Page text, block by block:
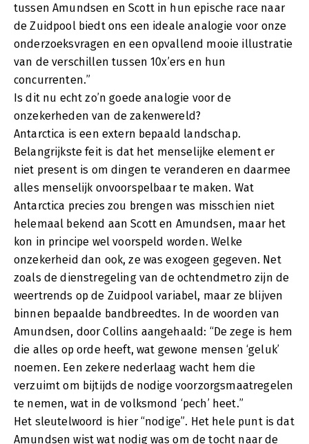
tussen Amundsen en Scott in hun epische race naar
de Zuidpool biedt ons een ideale analogie voor onze
onderzoeksvragen en een opvallend mooie illustratie
van de verschillen tussen 10x’ers en hun
concurrenten.”
Is dit nu echt zo’n goede analogie voor de
onzekerheden van de zakenwereld?
Antarctica is een extern bepaald landschap.
Belangrijkste feit is dat het menselijke element er
niet present is om dingen te veranderen en daarmee
alles menselijk onvoorspelbaar te maken. Wat
Antarctica precies zou brengen was misschien niet
helemaal bekend aan Scott en Amundsen, maar het
kon in principe wel voorspeld worden. Welke
onzekerheid dan ook, ze was exogeen gegeven. Net
zoals de dienstregeling van de ochtendmetro zijn de
weertrends op de Zuidpool variabel, maar ze blijven
binnen bepaalde bandbreedtes. In de woorden van
Amundsen, door Collins aangehaald: “De zege is hem
die alles op orde heeft, wat gewone mensen ‘geluk’
noemen. Een zekere nederlaag wacht hem die
verzuimt om bijtijds de nodige voorzorgsmaatregelen
te nemen, wat in de volksmond ‘pech’ heet.”
Het sleutelwoord is hier “nodige”. Het hele punt is dat
Amundsen wist wat nodig was om de tocht naar de